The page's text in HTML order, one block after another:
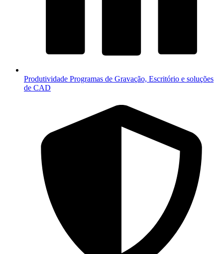
Produtividade Programas de Gravação, Escritório e soluções
de CAD